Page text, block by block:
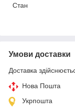
Стан
Умови доставки
Доставка
Нова Пошта
Укрпошта